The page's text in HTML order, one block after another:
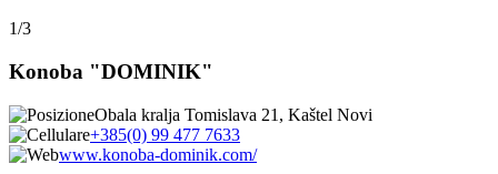
1/3
Konoba "DOMINIK"
Obala kralja Tomislava 21, Kaštel Novi
+385(0) 99 477 7633
www.konoba-dominik.com/